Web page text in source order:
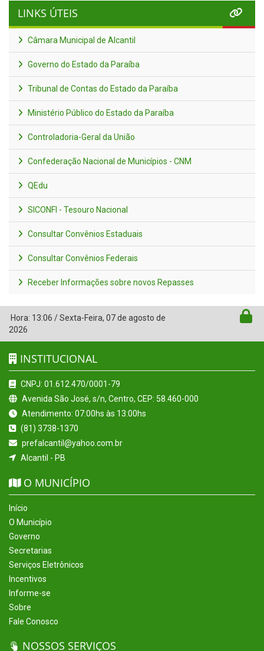
LINKS ÚTEIS
Câmara Municipal de Alcantil
Governo do Estado da Paraíba
Tribunal de Contas do Estado da Paraíba
Ministério Público do Estado da Paraíba
Controladoria-Geral da União
Confederação Nacional de Municípios - CNM
QEdu
SICONFI - Tesouro Nacional
Consultar Convênios Estaduais
Consultar Convênios Federais
Receber Informações sobre novos Repasses
Hora: 13:06 /Sexta-Feira, 07 de agosto de
2026
INSTITUCIONAL
CNPJ: 01.612.470/0001-79
Avenida São José, s/n, Centro, CEP: 58.460-000
Atendimento: 07:00hs às 13:00hs
(81) 3738-1370
prefalcantil@yahoo.com.br
Alcantil - PB
O MUNICÍPIO
Início
O Município
Governo
Secretarias
Serviços Eletrônicos
Incentivos
Informe-se
Sobre
Fale Conosco
NOSSOS SERVIÇOS